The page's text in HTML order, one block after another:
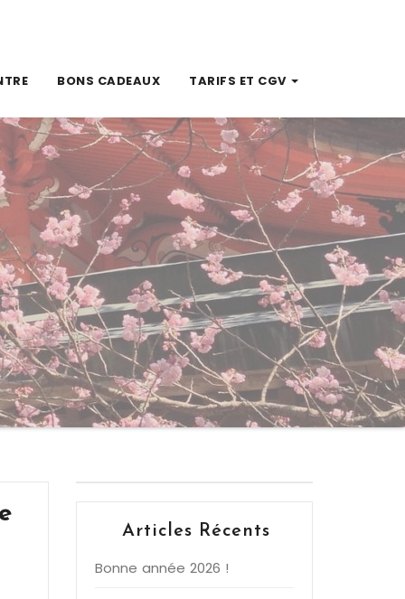
BONS CADEAUX TARIFS ET CGV
Articles Récents
Bonne année 2026 !